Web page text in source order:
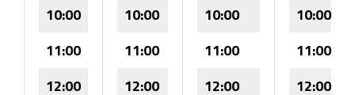
10:00
11:00
12:00
10:00
11:00
12:00
10:00
11:00
12:00
10:00
11:00
12:00